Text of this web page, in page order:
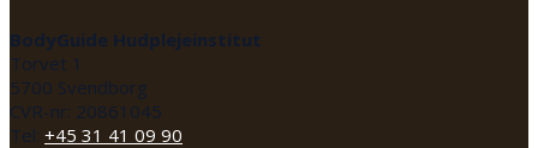
BodyGuide Hudplejeinstitut
Torvet 1
5700 Svendborg
CVR-nr: 20861045
Tel: +45 31 41 09 90